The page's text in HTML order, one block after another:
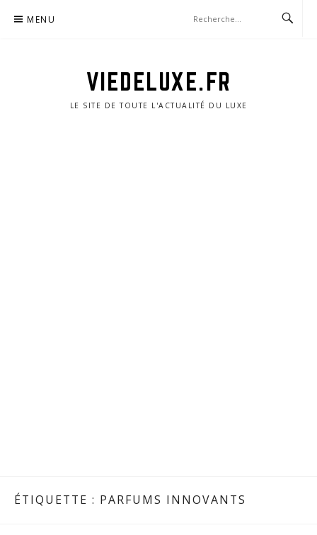
MENU
VIEDELUXE.FR
LE SITE DE TOUTE L'ACTUALITÉ DU LUXE
ÉTIQUETTE : PARFUMS INNOVANTS